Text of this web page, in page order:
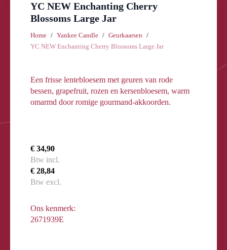
YC NEW Enchanting Cherry
Blossoms Large Jar
Home Yankee Candle
Geurkaarsen
YC NEW Enchanting Cherry Blossoms Large Jar
Een frisse lentebloesem met geuren van rode
bessen, grapefruit, rozen en kersenbloesem, warm
omarmd door romige gourmand-akkoorden.
€ 34,90
Btw incl.
€ 28,84
Btw excl.
Ons kenmerk:
2671939E